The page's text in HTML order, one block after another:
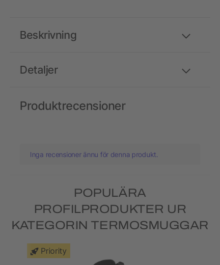
Detaljer
Beskrivning
Produktrecensioner
Inga recensioner ännu för denna produkt.
POPULÄRA
PROFILPRODUKTER UR
KATEGORIN TERMOSMUGGAR
Priority